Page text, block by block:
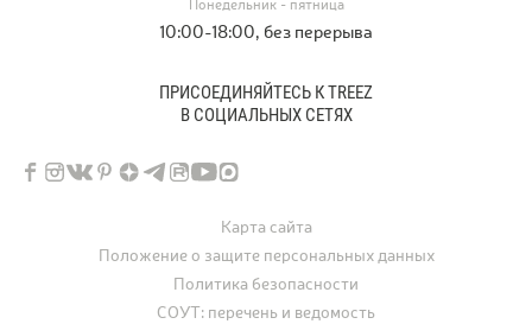
Понедельник - пятница
10:00-18:00, без перерыва
ПРИСОЕДИНЯЙТЕСЬ К TREEZ
В СОЦИАЛЬНЫХ СЕТЯХ
Карта сайта
Положение о защите персональных данных
Политика безопасности
СОУТ: перечень и ведомость